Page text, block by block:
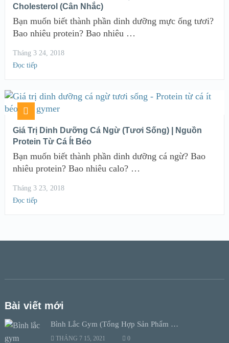
Cholesterol (Cân Nhắc)
Bạn muốn biết thành phần dinh dưỡng mực ống tươi?
Bao nhiêu protein? Bao nhiêu …
Tháng 3 24, 2018
Đọc tiếp
Giá Trị Dinh Dưỡng Cá Ngừ (Tươi Sống) | Nguồn
Protein Từ Cá Ít Béo
Bạn muốn biết thành phần dinh dưỡng cá ngừ? Bao
nhiêu protein? Bao nhiêu calo? …
Tháng 3 23, 2018
Đọc tiếp
Bài viết mới
Bình Lắc Gym (Tổng Hợp Sản Phẩm …
THÁNG 7 15, 2021 0